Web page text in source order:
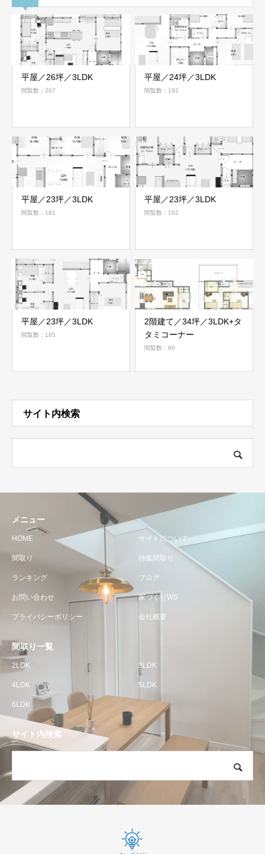
平屋／26坪／3LDK
閲覧数：207
平屋／24坪／3LDK
閲覧数：192
平屋／23坪／3LDK
閲覧数：181
平屋／23坪／3LDK
閲覧数：162
平屋／23坪／3LDK
閲覧数：165
2階建て／34坪／3LDK+タ
タミコーナー
閲覧数：80
サイト内検索
メニュー
HOME サイトについて
間取り 特集間取り
ランキング ブログ
お問い合わせ 家づくりWS
プライバシーポリシー 会社概要
間取り一覧
2LDK 3LDK
4LDK 5LDK
6LDK
サイト内検索